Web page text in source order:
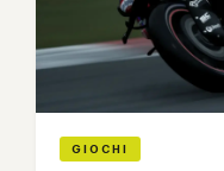
GIOCHI